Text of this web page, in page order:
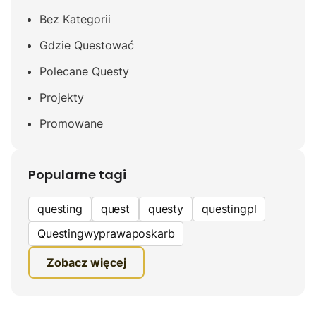
Bez Kategorii
Gdzie Questować
Polecane Questy
Projekty
Promowane
Popularne tagi
questing quest questy
questingpl
Questingwyprawaposkarb
edukacyjna gra terenowa
fundacja questingu
Zobacz więcej